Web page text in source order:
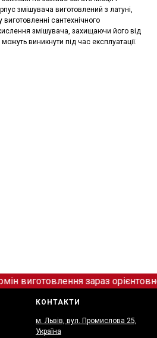
змішувача виготовлений з латуні,
сантехнічного
змішувача, захищаючи його від
виникнути під час експлуатації.
зараз
КОНТАКТИ
м. Львів, вул. Промислова 25,
Україна